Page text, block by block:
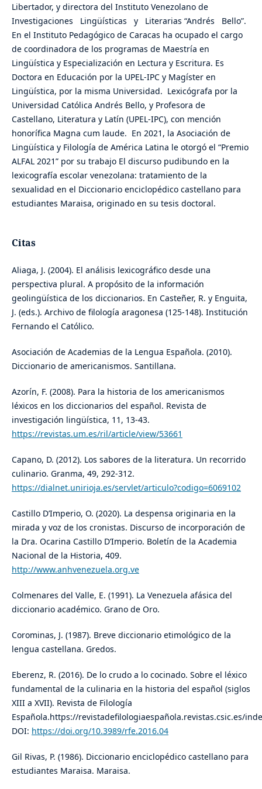
Libertador, y directora del Instituto Venezolano de
Investigaciones Lingüísticas y Literarias “Andrés Bello”.
En el Instituto Pedagógico de Caracas ha ocupado el cargo
de coordinadora de los programas de Maestría en
Lingüística y Especialización en Lectura y Escritura. Es
Doctora en Educación por la UPEL-IPC y Magíster en
Lingüística, por la misma Universidad. Lexicógrafa por la
Universidad Católica Andrés Bello, y Profesora de
Castellano, Literatura y Latín (UPEL-IPC), con mención
honorífica Magna cum laude. En 2021, la Asociación de
Lingüística y Filología de América Latina le otorgó el “Premio
ALFAL 2021” por su trabajo El discurso pudibundo en la
lexicografía escolar venezolana: tratamiento de la
sexualidad en el Diccionario enciclopédico castellano para
estudiantes Maraisa, originado en su tesis doctoral.
Citas
Aliaga, J. (2004). El análisis lexicográfico desde una
perspectiva plural. A propósito de la información
geolingüística de los diccionarios. En Casteñer, R. y Enguita,
J. (eds.). Archivo de filología aragonesa (125-148). Institución
Fernando el Católico.
Asociación de Academias de la Lengua Española. (2010).
Diccionario de americanismos. Santillana.
Azorín, F. (2008). Para la historia de los americanismos
léxicos en los diccionarios del español. Revista de
investigación lingüística, 11, 13-43.
https://revistas.um.es/ril/article/view/53661
Capano, D. (2012). Los sabores de la literatura. Un recorrido
culinario. Granma, 49, 292-312.
https://dialnet.unirioja.es/servlet/articulo?codigo=6069102
Castillo D’Imperio, O. (2020). La despensa originaria en la
mirada y voz de los cronistas. Discurso de incorporación de
la Dra. Ocarina Castillo D’Imperio. Boletín de la Academia
Nacional de la Historia, 409.
http://www.anhvenezuela.org.ve
Colmenares del Valle, E. (1991). La Venezuela afásica del
diccionario académico. Grano de Oro.
Corominas, J. (1987). Breve diccionario etimológico de la
lengua castellana. Gredos.
Eberenz, R. (2016). De lo crudo a lo cocinado. Sobre el léxico
fundamental de la culinaria en la historia del español (siglos
XIII a XVII). Revista de Filología
Española.https://revistadefilologiaespañola.revistas.csic.es/
DOI: https://doi.org/10.3989/rfe.2016.04
Gil Rivas, P. (1986). Diccionario enciclopédico castellano para
estudiantes Maraisa. Maraisa.